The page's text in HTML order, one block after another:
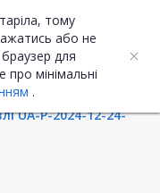
тому
або не
для
мінімальні
.
UA ENG
UA-P-2024-12-24-